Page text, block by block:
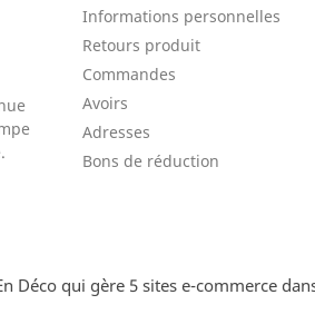
Informations personnelles
Retours produit
Commandes
Avoirs
Adresses
Bons de réduction
Déco qui gère 5 sites e-commerce